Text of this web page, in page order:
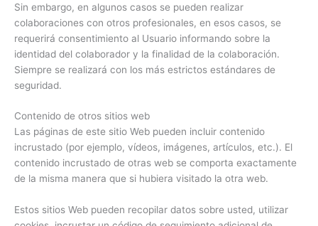
Sin embargo, en algunos casos se pueden realizar
colaboraciones con otros profesionales, en esos casos, se
requerirá consentimiento al Usuario informando sobre la
identidad del colaborador y la finalidad de la colaboración.
Siempre se realizará con los más estrictos estándares de
seguridad.
Contenido de otros sitios web
Las páginas de este sitio Web pueden incluir contenido
incrustado (por ejemplo, vídeos, imágenes, artículos, etc.). El
contenido incrustado de otras web se comporta exactamente
de la misma manera que si hubiera visitado la otra web.
Estos sitios Web pueden recopilar datos sobre usted, utilizar